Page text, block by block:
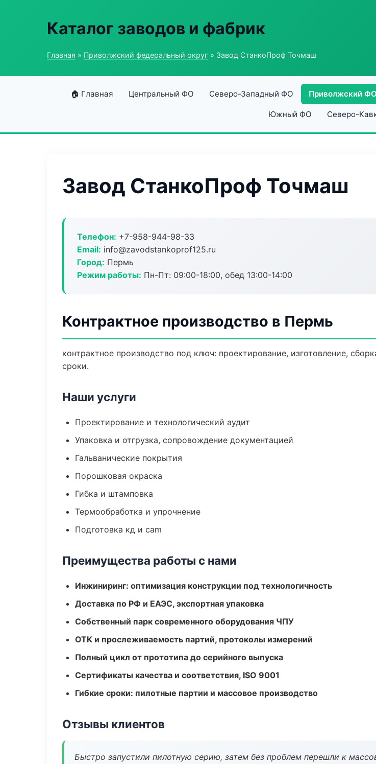
Каталог заводов и фабрик
Главная » Приволжский федеральный округ » Завод СтанкоПроф Точмаш
🏠 Главная Центральный ФО Северо-Западный ФО Приволжский ФО
Южный ФО Северо-
Завод СтанкоПроф Точмаш
Телефон: +7-958-944-98-33
Email: info@zavodstankoprof125.ru
Город: Пермь
Режим работы: Пн-Пт: 09:00-18:00, обед 13:00-14:00
Контрактное производство в Пермь
контрактное производство под ключ: проектирование, изготовление,
сроки.
Наши услуги
Проектирование и технологический аудит
Упаковка и отгрузка, сопровождение документацией
Гальванические покрытия
Порошковая окраска
Гибка и штамповка
Термообработка и упрочнение
Подготовка кд и cam
Преимущества работы с нами
Инжиниринг: оптимизация конструкции под технологичность
Доставка по РФ и ЕАЭС, экспортная упаковка
Собственный парк современного оборудования ЧПУ
ОТК и прослеживаемость партий, протоколы измерений
Полный цикл от прототипа до серийного выпуска
Сертификаты качества и соответствия, ISO 9001
Гибкие сроки: пилотные партии и массовое производство
Отзывы клиентов
Быстро запустили пилотную серию, затем без проблем перешли к